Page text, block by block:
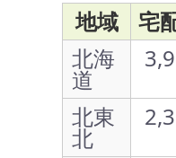
地域
宅
北海
道
北東
北